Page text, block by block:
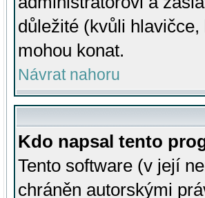
důležité (kvůli
mohou konat.
Návrat nahoru
Kdo napsal tento
Tento software (v její
chráněn autorskými